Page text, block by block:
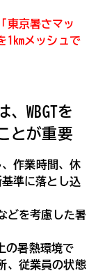
東京暑さマッ
1kmメッシュで
WBGTを
とが重要
、作業時間、休
準に落とし込
どを考慮した暑
の暑熱環境で
、従業員の状態